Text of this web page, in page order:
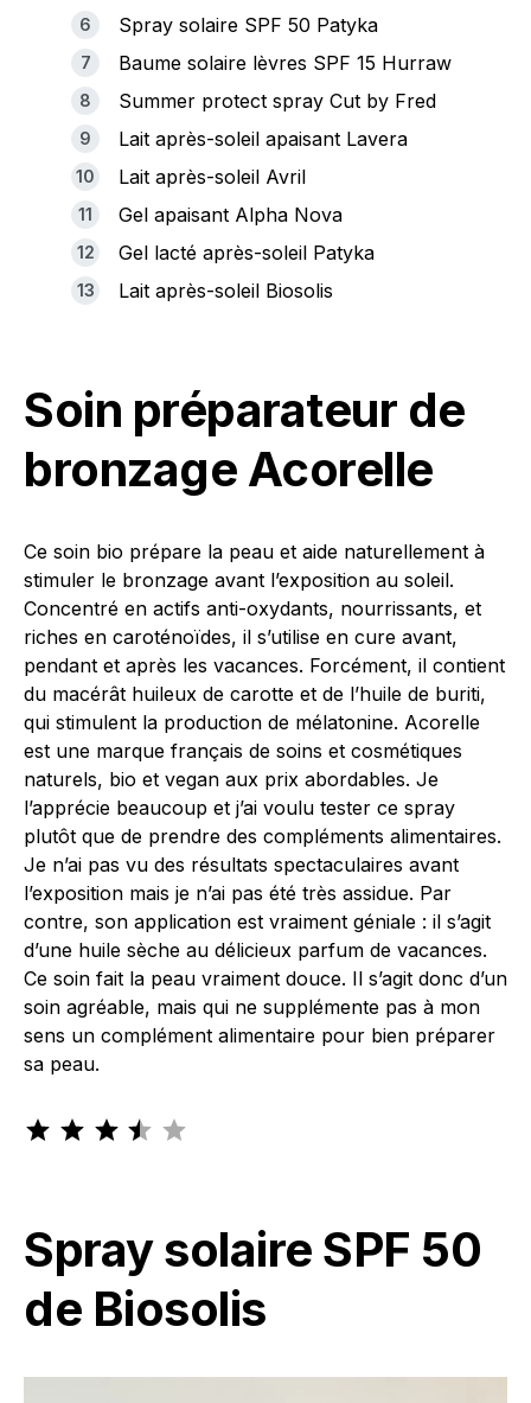
Spray solaire SPF 50 Patyka
Baume solaire lèvres SPF 15 Hurraw
Summer protect spray Cut by Fred
Lait après-soleil apaisant Lavera
Lait après-soleil Avril
Gel apaisant Alpha Nova
Gel lacté après-soleil Patyka
Lait après-soleil Biosolis
Soin préparateur de
bronzage Acorelle
Ce soin bio prépare la peau et aide naturellement à
stimuler le bronzage avant l’exposition au soleil.
Concentré en actifs anti-oxydants, nourrissants, et
riches en caroténoïdes, il s’utilise en cure avant,
pendant et après les vacances. Forcément, il contient
du macérât huileux de carotte et de l’huile de buriti,
qui stimulent la production de mélatonine. Acorelle
est une marque français de soins et cosmétiques
naturels, bio et vegan aux prix abordables. Je
l’apprécie beaucoup et j’ai voulu tester ce spray
plutôt que de prendre des compléments alimentaires.
Je n’ai pas vu des résultats spectaculaires avant
l’exposition mais je n’ai pas été très assidue. Par
contre, son application est vraiment géniale : il s’agit
d’une huile sèche au délicieux parfum de vacances.
Ce soin fait la peau vraiment douce. Il s’agit donc d’un
soin agréable, mais qui ne supplémente pas à mon
sens un complément alimentaire pour bien préparer
sa peau.
Spray solaire SPF 50
de Biosolis